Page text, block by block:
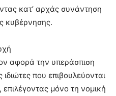
κατ’ αρχάς συνάντηση
κυβέρνησης.
αφορά την υπεράσπιση
που επιβουλεύονται
επιλέγοντας μόνο τη νομική